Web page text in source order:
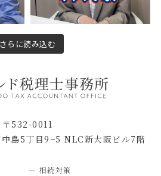
さらに読み込む
〒532-0011
島5丁目9−5 NLC新大阪ビル7階
相続対策